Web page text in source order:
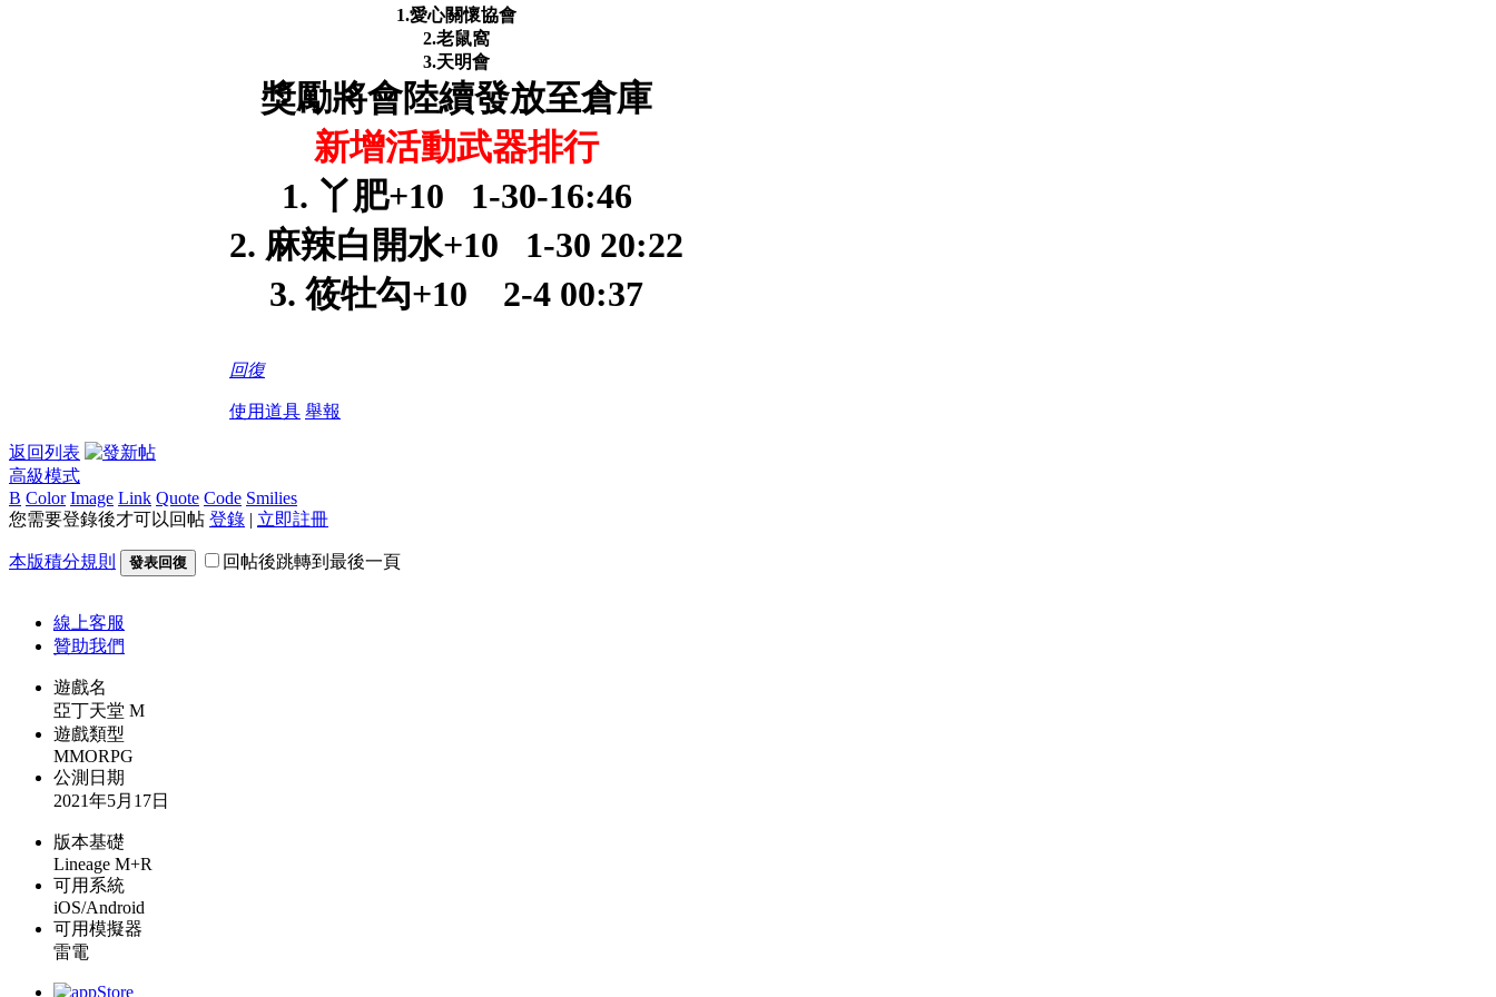
1.愛心關懷協會
2.老鼠窩
3.天明會
獎勵將會陸續發放至倉庫
新增活動武器排行
1. 丫肥+10 1-30-16:46
2. 麻辣白開水+10 1-30 20:22
3. 筱牡勾+10 2-4 00:37
回復
使用道具 舉報
返回列表
高級模式
B Color Image Link Quote Code Smilies
您需要登錄後才可以回帖 登錄 | 立即註冊
本版積分規則 發表回復 回帖後跳轉到最後一頁
線上客服
贊助我們
遊戲名
亞丁天堂 M
遊戲類型
MMORPG
公測日期
2021年5月17日
版本基礎
Lineage M+R
可用系統
iOS/Android
可用模擬器
雷電